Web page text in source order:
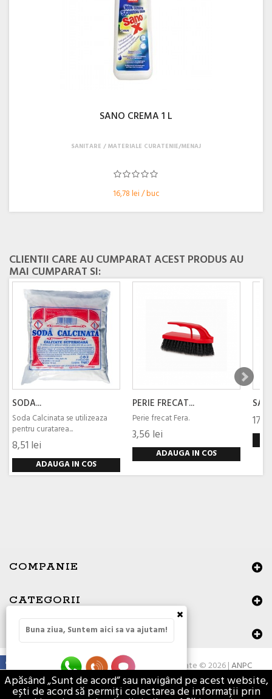
SANO CREMA 1 L
16,78 lei / buc
SANITARE MATERIALE CURATENIE/MENAJ
CLIENTII CARE AU CUMPARAT ACEST PRODUS AU
MAI CUMPARAT SI:
SODA...
Soda Calcinata se utilizeaza
pentru curatarea...
8,51 lei
ADAUGA IN COS
PERIE FRECAT...
Perie frecat Fera.
3,56 lei
ADAUGA IN COS
COMPANIE
CATEGORII
DATE DE CONTACT
Toate drepturile rezervate © 2026 |ANPC
Apăsând „Sunt de acord” sau navigând pe acest website,
ești de acord să permiți colectarea de informații prin
×
Buna ziua, Suntem aici sa va ajutam!